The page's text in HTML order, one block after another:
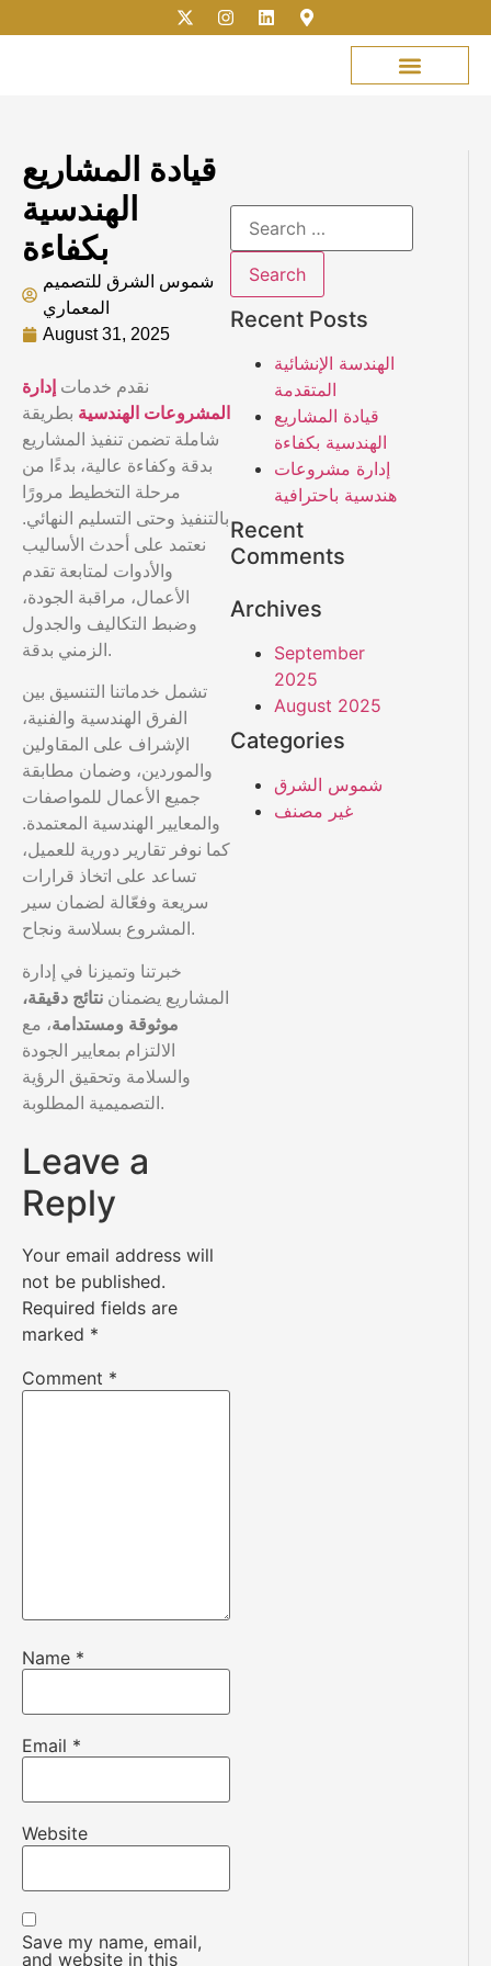
قيادة المشاريع
الهندسية
بكفاءة
شموس الشرق للتصميم
المعماري
August 31, 2025
نقدم خدمات إدارة
المشروعات الهندسية بطريقة
شاملة تضمن تنفيذ المشاريع
بدقة وكفاءة عالية، بدءًا من
مرحلة التخطيط مرورًا
بالتنفيذ وحتى التسليم النهائي.
نعتمد على أحدث الأساليب
والأدوات لمتابعة تقدم
الأعمال، مراقبة الجودة،
وضبط التكاليف والجدول
الزمني بدقة.
تشمل خدماتنا التنسيق بين
الفرق الهندسية والفنية،
الإشراف على المقاولين
والموردين، وضمان مطابقة
جميع الأعمال للمواصفات
والمعايير الهندسية المعتمدة.
كما نوفر تقارير دورية للعميل،
تساعد على اتخاذ قرارات
سريعة وفعّالة لضمان سير
المشروع بسلاسة ونجاح.
خبرتنا وتميزنا في إدارة
المشاريع يضمنان نتائج دقيقة،
موثوقة ومستدامة، مع
الالتزام بمعايير الجودة
والسلامة وتحقيق الرؤية
التصميمية المطلوبة.
Leave a
Reply
Your email address will
not be published.
Required fields are
marked *
Comment *
Name *
Email *
Website
Save my name, email,
and website in this
Recent Posts
الهندسة الإنشائية
المتقدمة
قيادة المشاريع
الهندسية بكفاءة
إدارة مشروعات
هندسية باحترافية
Recent
Comments
Archives
September
2025
August 2025
Categories
شموس الشرق
غير مصنف